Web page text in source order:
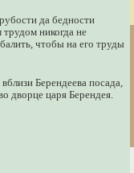
да бедности
никогда не
чтобы на его труды
Берендеева посада,
дворце царя Берендея.